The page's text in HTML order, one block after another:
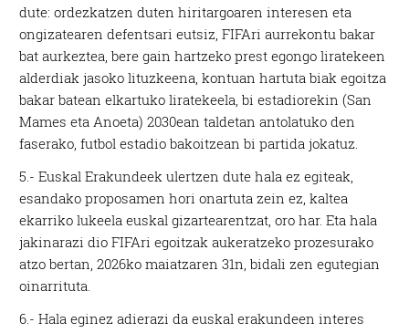
dute: ordezkatzen duten hiritargoaren interesen eta
ongizatearen defentsari eutsiz, FIFAri aurrekontu bakar
bat aurkeztea, bere gain hartzeko prest egongo liratekeen
alderdiak jasoko lituzkeena, kontuan hartuta biak egoitza
bakar batean elkartuko liratekeela, bi estadiorekin (San
Mames eta Anoeta) 2030ean taldetan antolatuko den
faserako, futbol estadio bakoitzean bi partida jokatuz.
5.- Euskal Erakundeek ulertzen dute hala ez egiteak,
esandako proposamen hori onartuta zein ez, kaltea
ekarriko lukeela euskal gizartearentzat, oro har. Eta hala
jakinarazi dio FIFAri egoitzak aukeratzeko prozesurako
atzo bertan, 2026ko maiatzaren 31n, bidali zen egutegian
oinarrituta.
6.- Hala eginez adierazi da euskal erakundeen interes